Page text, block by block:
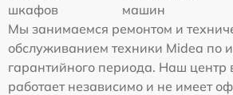
шкафов
машин
Мы занимаемся ремонтом и
обслуживанием техники Midea по
гарантийного периода. Наш центр
работает независимо и не имеет